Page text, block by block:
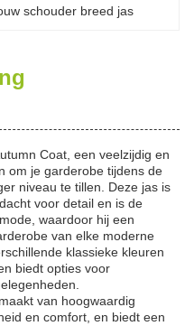
schouder breed jas
Coat, een veelzijdig en
om je garderobe tijdens de
niveau te tillen. Deze jas is
voor detail en is de
waardoor hij een
van elke moderne
klassieke kleuren
biedt opties voor
van hoogwaardig
en comfort, en biedt een